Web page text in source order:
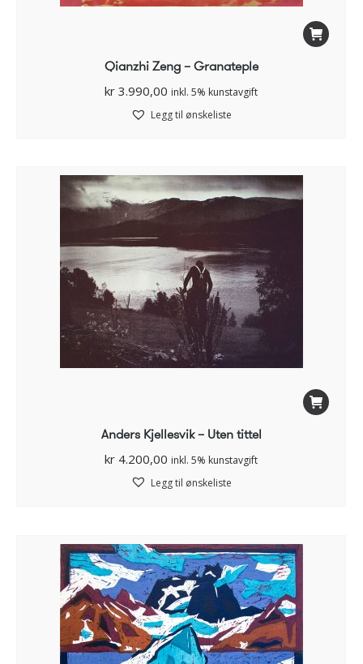
Qianzhi Zeng – Granateple
kr 3.990,00 inkl. 5% kunstavgift
Legg til ønskeliste
Anders Kjellesvik – Uten tittel
kr 4.200,00 inkl. 5% kunstavgift
Legg til ønskeliste